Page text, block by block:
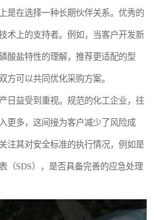
是在选择一种长期伙伴关系。优秀的
术上的支持者。例如，当客户开发新
酸盐特性的理解，推荐更适配的型
方可以共同优化采购方案。
日益受到重视。规范的化工企业，往
更多，这间接为客户减少了风险成
注其对安全标准的执行情况，例如是
（SDS），是否具备完善的应急处理